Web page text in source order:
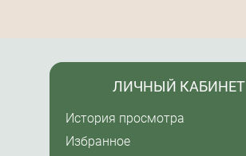
ЛИЧНЫЙ КАБИНЕТ
История просмотра
Избранное